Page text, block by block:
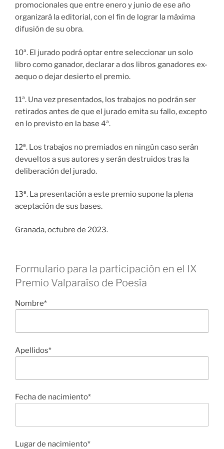
promocionales que entre enero y junio de ese año
organizará la editorial, con el fin de lograr la máxima
difusión de su obra.
10ª. El jurado podrá optar entre seleccionar un solo
libro como ganador, declarar a dos libros ganadores ex-
aequo o dejar desierto el premio.
11ª. Una vez presentados, los trabajos no podrán ser
retirados antes de que el jurado emita su fallo, excepto
en lo previsto en la base 4ª.
12ª. Los trabajos no premiados en ningún caso serán
devueltos a sus autores y serán destruidos tras la
deliberación del jurado.
13ª. La presentación a este premio supone la plena
aceptación de sus bases.
Granada, octubre de 2023.
Formulario para la participación en el IX
Premio Valparaíso de Poesía
Nombre*
Apellidos*
Fecha de nacimiento*
Lugar de nacimiento*